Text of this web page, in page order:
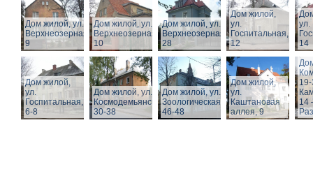
Дом жилой, ул.
Верхнеозерная,
9
Дом жилой, ул.
Верхнеозерная,
10
Дом жилой, ул.
Верхнеозерная,
28
Дом жилой,
ул.
Госпитальная,
12
ул.
14
Дом жилой,
ул.
Госпитальная,
6-8
Дом жилой, ул. З.
Космодемьянской
30-38
Дом жилой, ул.
Зоологическая,
46-48
Дом жилой,
ул.
Каштановая
аллея, 9
14